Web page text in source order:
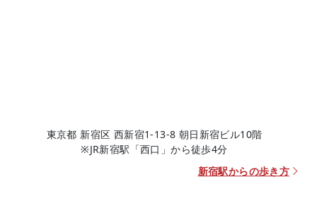
東京都 新宿区 西新宿1-13-8 朝日新宿ビル10階
※JR新宿駅「西口」から徒歩4分
新宿駅からの歩き方